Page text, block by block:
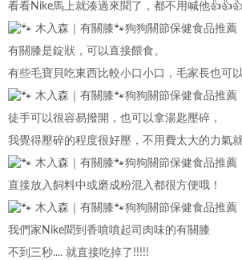
看看Nike馬上就湊過來聞了，都不用喊他
有關膝是錠狀，可以直接餵食。
有些毛寶貝吃東西比較小口小口，毛家長也可
徒手可以很容易撥開，也可以拿湯匙壓碎，
我覺得壓碎的程度很好壓，不用費太大的力氣
直接放入飼料中或磨成粉混入都很方便哦！
我們家Nike聞到香噴噴起司肉味的有關膝
不到三秒.... 就直接吃掉了!!!!!